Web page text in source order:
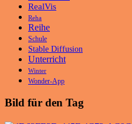
RealVis
Reha
Reihe
Schule
Stable Diffusion
Unterricht
Winter
Wonder-App
Bild für den Tag